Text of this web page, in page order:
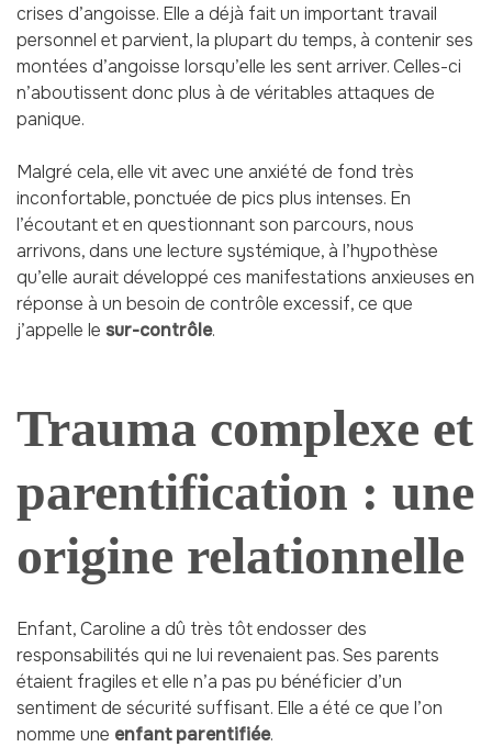
crises d’angoisse. Elle a déjà fait un important travail
personnel et parvient, la plupart du temps, à contenir ses
montées d’angoisse lorsqu’elle les sent arriver. Celles-ci
n’aboutissent donc plus à de véritables attaques de
panique.
Malgré cela, elle vit avec une anxiété de fond très
inconfortable, ponctuée de pics plus intenses. En
l’écoutant et en questionnant son parcours, nous
arrivons, dans une lecture systémique, à l’hypothèse
qu’elle aurait développé ces manifestations anxieuses en
réponse à un besoin de contrôle excessif, ce que
j’appelle le sur-contrôle.
Trauma complexe et
parentification : une
origine relationnelle
Enfant, Caroline a dû très tôt endosser des
responsabilités qui ne lui revenaient pas. Ses parents
étaient fragiles et elle n’a pas pu bénéficier d’un
sentiment de sécurité suffisant. Elle a été ce que l’on
nomme une enfant parentifiée.